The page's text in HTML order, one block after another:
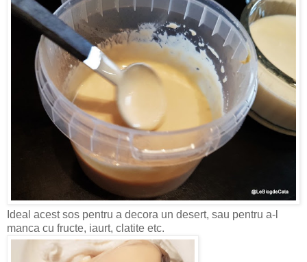
Ideal acest sos pentru a decora un desert, sau pentru a-l
manca cu fructe, iaurt, clatite etc.